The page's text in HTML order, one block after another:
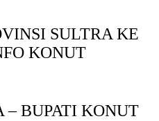
SULTRA KE
KONUT
– BUPATI KONUT